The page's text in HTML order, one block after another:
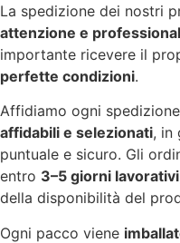
La spedizione dei nostri
attenzione e
importante ricevere il
perfette condizioni.
Affidiamo ogni
affidabili e selezionati, in
puntuale e sicuro. Gli
entro 3–5 giorni lavorativi
della disponibilità del
Ogni pacco viene